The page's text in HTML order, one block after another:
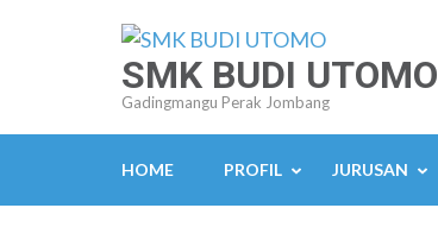
Enter)
SMK BUDI UTOMO
Gadingmangu Perak Jombang
HOME PROFIL JURUSAN